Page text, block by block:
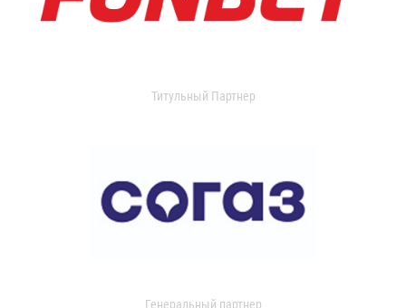
Титульный Партнер
Генеральный партнер